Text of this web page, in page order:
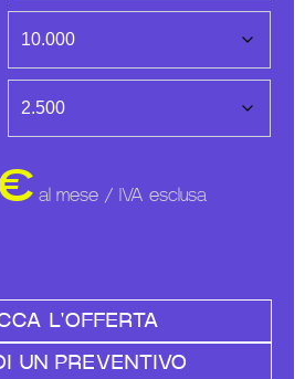
€ al mese / IVA esclusa
L'OFFERTA
UN PREVENTIVO